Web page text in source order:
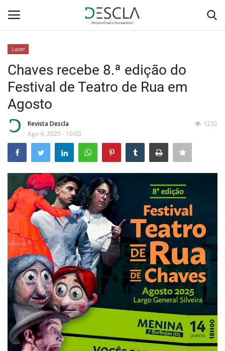
Home
...by Descla
Desporto
Sobre Nós
Educação
Estatuto Editorial
Saúde
Ficha técnica
Cultura
Lazer
Lazer
Chaves recebe 8.ª edição do
Festival de Teatro de Rua em
Agosto
Revista Descla
Ago 4, 2025 - 10:00
1232